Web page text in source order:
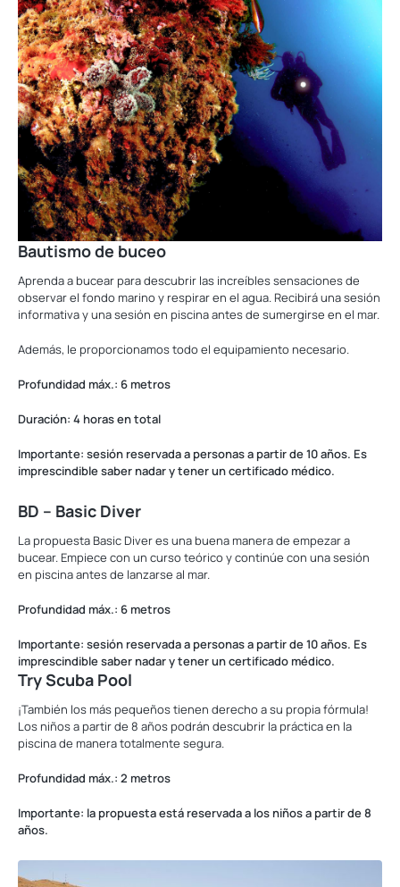
Bautismo de buceo
Aprenda a bucear para descubrir las increíbles sensaciones de
observar el fondo marino y respirar en el agua. Recibirá una sesión
informativa y una sesión en piscina antes de sumergirse en el mar.
Además, le proporcionamos todo el equipamiento necesario.
Profundidad máx.: 6 metros
Duración: 4 horas en total
Importante: sesión reservada a personas a partir de 10 años. Es
imprescindible saber nadar y tener un certificado médico.
BD – Basic Diver
La propuesta Basic Diver es una buena manera de empezar a
bucear. Empiece con un curso teórico y continúe con una sesión
en piscina antes de lanzarse al mar.
Profundidad máx.: 6 metros
Importante: sesión reservada a personas a partir de 10 años. Es
imprescindible saber nadar y tener un certificado médico.
Try Scuba Pool
¡También los más pequeños tienen derecho a su propia fórmula!
Los niños a partir de 8 años podrán descubrir la práctica en la
piscina de manera totalmente segura.
Profundidad máx.: 2 metros
Importante: la propuesta está reservada a los niños a partir de 8
años.